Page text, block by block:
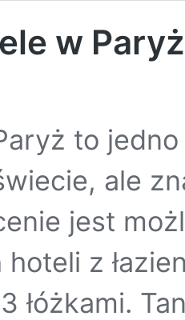
w
to
ale
jest
z
łóżkami.